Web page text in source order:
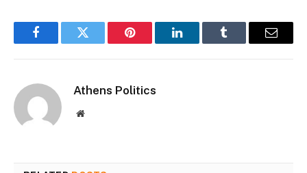
FacebookTwitter Pinterest LinkedInTumblr Email
Athens Politics
Website